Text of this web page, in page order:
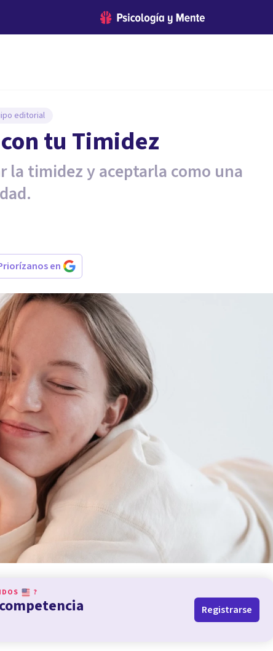
editorial
tu Timidez
la timidez y aceptarla como una
en
?
Registrarse